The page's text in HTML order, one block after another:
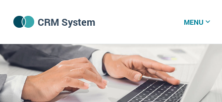
CRM System
CRM Software
CRM Wissenszentrum
MENU